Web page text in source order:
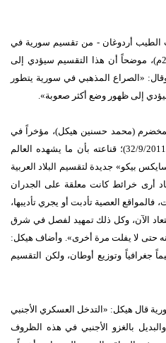
الطيب أردوغان - من تقسيم سورية في
حديث صحفي له نُشر في (26/7/2012م)، موضحاً أن هذا التقسيم سيؤدي إلى
«الصراع المذهبي في سورية يتطور
إلى ظهور وضع أكثر صعوبة».
(محمد حسنين هيكل)، مؤخراً في
حديث لجريدة الأهرام المصرية في (32/9/2011)؛ قناعته بأن ما يشهده العالم
بيكو» جديدة لتقسيم البلاد العربية
أرى خرائط كانت معلقة على الجدران
العصية تأدبت أو يجري تأديبها،
الآن، وكل ذلك تمهيد لفصل في شرق
حتى لا يفلت مرة أخرى». وأضاف هيكل:
جغرافياً وتوزيع أوطان، ولكن التقسيم
قال هيكل: «التدخل العسكري الأجنبي
بالغزو الأجنبي في هذه الظروف